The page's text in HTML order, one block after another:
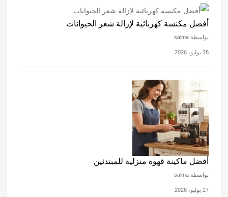
أفضل مكنسة كهربائية لإزالة شعر الحيوانات
بواسطة salma
28 يوليو، 2026
أفضل ماكينة قهوة منزلية للمبتدئين
بواسطة salma
27 يوليو، 2026